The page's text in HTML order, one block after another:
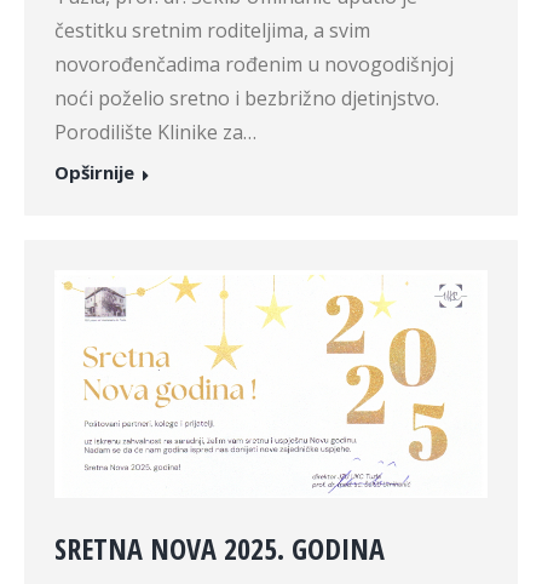
čestitku sretnim roditeljima, a svim
novorođenčadima rođenim u novogodišnjoj
noći poželio sretno i bezbrižno djetinjstvo.
Porodilište Klinike za…
Opširnije
SRETNA NOVA 2025. GODINA